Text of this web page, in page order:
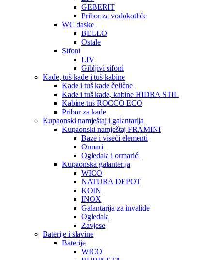
GEBERIT
Pribor za vodokotliće
WC daske
BELLO
Ostale
Sifoni
LIV
Gibljivi sifoni
Kade, tuš kade i tuš kabine
Kade i tuš kade čelične
Kade i tuš kade, kabine HIDRA STIL
Kabine tuš ROCCO ECO
Pribor za kade
Kupaonski namještaj i galantarija
Kupaonski namještaj FRAMINI
Baze i viseći elementi
Ormari
Ogledala i ormarići
Kupaonska galanterija
WICO
NATURA DEPOT
KOIN
INOX
Galantarija za invalide
Ogledala
Zavjese
Baterije i slavine
Baterije
WICO